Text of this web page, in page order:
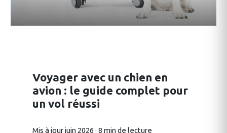
Voyager avec un chien en
avion : le guide complet pour
un vol réussi
Mis à jour juin 2026 · 8 min de lecture